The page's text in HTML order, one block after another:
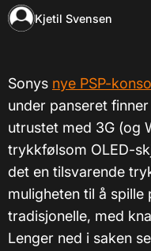
Kjetil Svensen
Sonys nye PSP-
under panseret
utrustet med 3G (og
trykkfølsom OLED-
det en tilsvarende
muligheten til å
tradisjonelle, med
Lenger ned i saken